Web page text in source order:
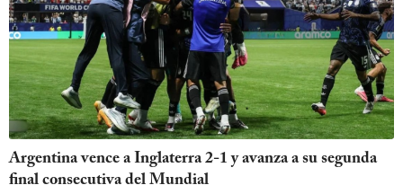
Argentina vence a Inglaterra 2-1 y avanza a su segunda
final consecutiva del Mundial